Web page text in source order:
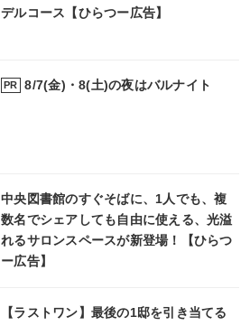
デルコース【ひらつー広告】
PR 8/7(金)・8(土)の夜はバルナイト
中央図書館のすぐそばに、1人でも、複
数名でシェアしても自由に使える、光溢
れるサロンスペースが新登場！【ひらつ
ー広告】
【ラストワン】最後の1邸を引き当てる